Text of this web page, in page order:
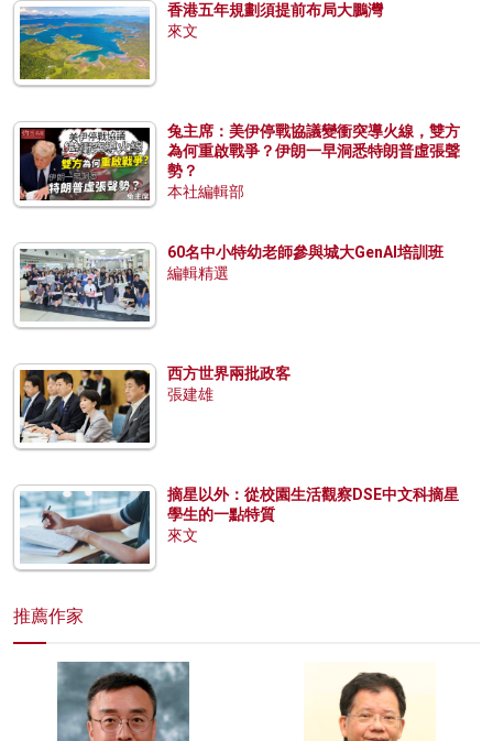
香港五年規劃須提前布局大鵬灣
來文
兔主席：美伊停戰協議變衝突導火線，雙方
為何重啟戰爭？伊朗一早洞悉特朗普虛張聲
勢？
本社編輯部
60名中小特幼老師參與城大GenAI培訓班
編輯精選
西方世界兩批政客
張建雄
摘星以外：從校園生活觀察DSE中文科摘星
學生的一點特質
來文
推薦作家